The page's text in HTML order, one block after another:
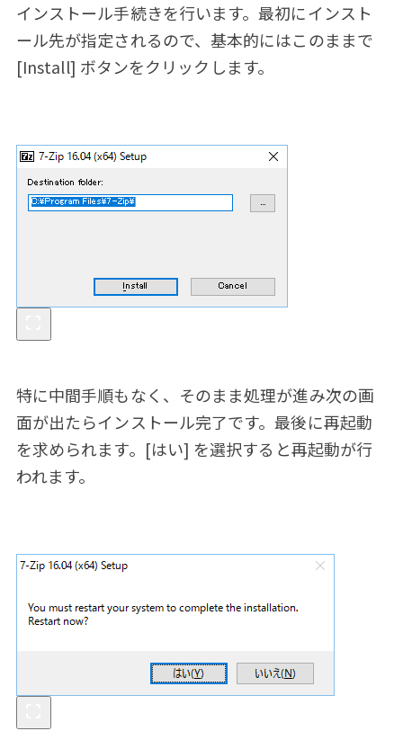
インストール手続きを行います。最初にインスト
ール先が指定されるので、基本的にはこのままで
[Install] ボタンをクリックします。
特に中間手順もなく、そのまま処理が進み次の画
面が出たらインストール完了です。最後に再起動
を求められます。[はい] を選択すると再起動が行
われます。